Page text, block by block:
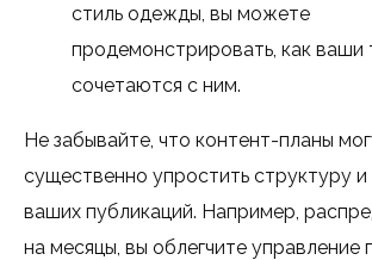
стиль одежды, вы можете
продемонстрировать, как ваши
сочетаются с ним.
Не забывайте, что контент-планы
существенно упростить структуру и
ваших публикаций. Например,
на месяцы, вы облегчите управление